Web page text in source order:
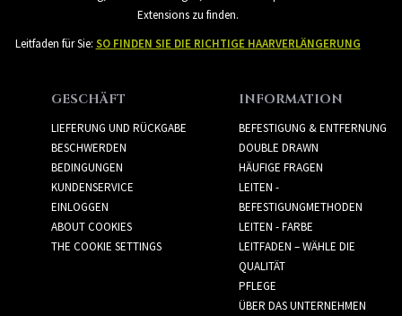
Extensions zu finden.
Leitfaden für Sie: SO FINDEN SIE DIE RICHTIGE HAARVERLÄNGERUNG
GESCHÄFT
LIEFERUNG UND RÜCKGABE
BESCHWERDEN
BEDINGUNGEN
KUNDENSERVICE
EINLOGGEN
ABOUT COOKIES
THE COOKIE SETTINGS
INFORMATION
BEFESTIGUNG & ENTFERNUNG
DOUBLE DRAWN
HÄUFIGE FRAGEN
LEITEN -
BEFESTIGUNGMETHODEN
LEITEN - FARBE
LEITFADEN – WÄHLE DIE
QUALITÄT
PFLEGE
ÜBER DAS UNTERNEHMEN